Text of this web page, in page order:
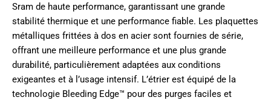
Sram de haute performance, garantissant une grande
stabilité thermique et une performance fiable. Les plaquettes
métalliques frittées à dos en acier sont fournies de série,
offrant une meilleure performance et une plus grande
durabilité, particulièrement adaptées aux conditions
exigeantes et à l’usage intensif. L’étrier est équipé de la
technologie Bleeding Edge™ pour des purges faciles et